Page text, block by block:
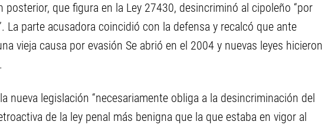
que figura en la Ley 27430, desincriminó al cipoleño “por
La parte acusadora coincidió con la defensa y recalcó que ante
vieja causa por evasión Se abrió en el 2004 y nuevas leyes hicieron
nueva legislación “necesariamente obliga a la desincriminación del
de la ley penal más benigna que la que estaba en vigor al